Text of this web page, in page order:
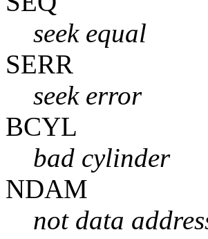
seek equal
SERR
seek error
BCYL
bad cylinder
NDAM
not data